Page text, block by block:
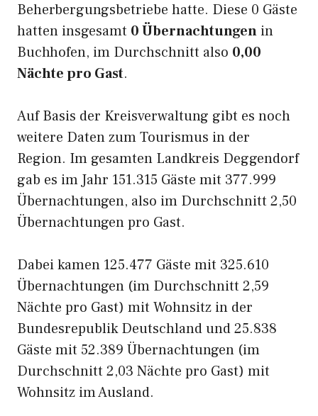
Beherbergungsbetriebe hatte. Diese 0 Gäste
hatten insgesamt 0 Übernachtungen in
Buchhofen, im Durchschnitt also 0,00
Nächte pro Gast.
Auf Basis der Kreisverwaltung gibt es noch
weitere Daten zum Tourismus in der
Region. Im gesamten Landkreis Deggendorf
gab es im Jahr 151.315 Gäste mit 377.999
Übernachtungen, also im Durchschnitt 2,50
Übernachtungen pro Gast.
Dabei kamen 125.477 Gäste mit 325.610
Übernachtungen (im Durchschnitt 2,59
Nächte pro Gast) mit Wohnsitz in der
Bundesrepublik Deutschland und 25.838
Gäste mit 52.389 Übernachtungen (im
Durchschnitt 2,03 Nächte pro Gast) mit
Wohnsitz im Ausland.